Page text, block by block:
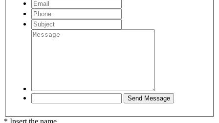
* Insert the name